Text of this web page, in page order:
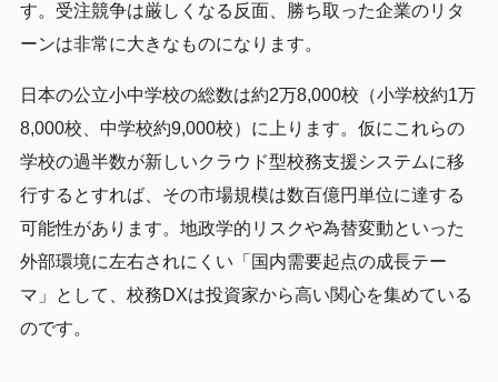
す。受注競争は厳しくなる反面、勝ち取った企業のリタ
ーンは非常に大きなものになります。
日本の公立小中学校の総数は約2万8,000校（小学校約1万
8,000校、中学校約9,000校）に上ります。仮にこれらの
学校の過半数が新しいクラウド型校務支援システムに移
行するとすれば、その市場規模は数百億円単位に達する
可能性があります。地政学的リスクや為替変動といった
外部環境に左右されにくい「国内需要起点の成長テー
マ」として、校務DXは投資家から高い関心を集めている
のです。